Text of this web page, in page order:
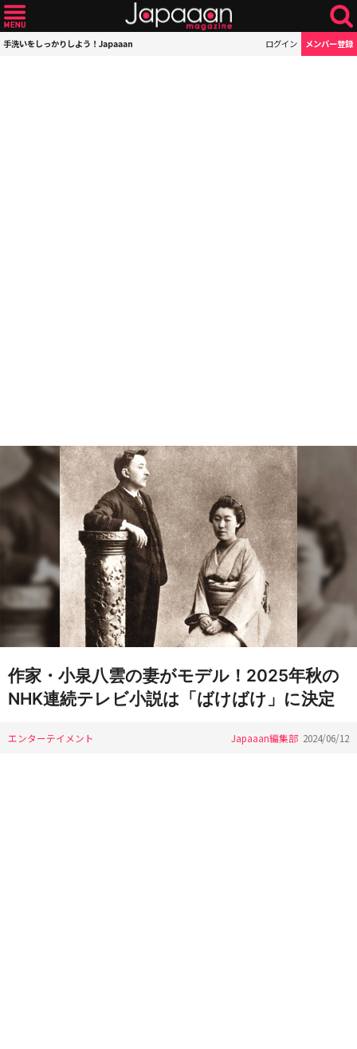
手洗いをしっかりしよう！Japaaan ログイン メンバー登録
作家・小泉八雲の妻がモデル！2025年秋の
NHK連続テレビ小説は「ばけばけ」に決定
エンターテイメント Japaaan編集部 2024/06/12